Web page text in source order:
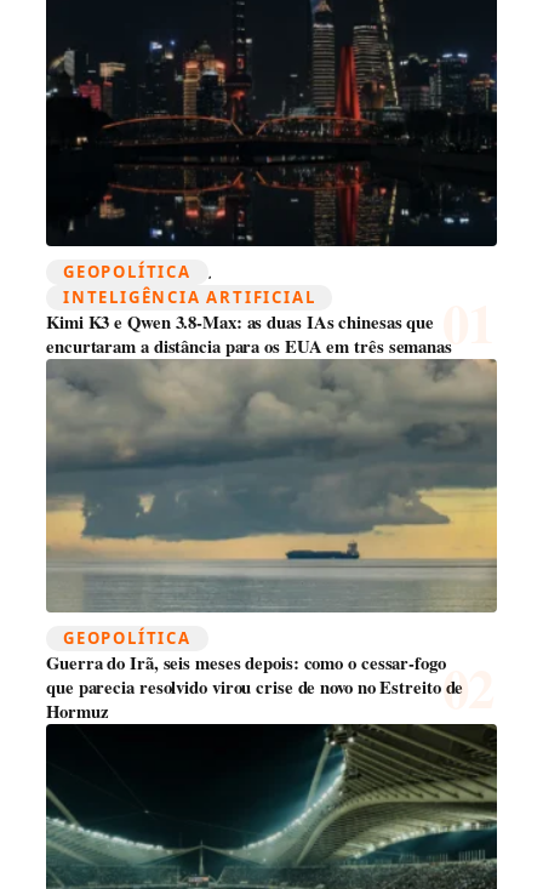
GEOPOLÍTICA ,
INTELIGÊNCIA ARTIFICIAL
Kimi K3 e Qwen 3.8-Max: as duas IAs chinesas que
encurtaram a distância para os EUA em três semanas
GEOPOLÍTICA
Guerra do Irã, seis meses depois: como o cessar-fogo
que parecia resolvido virou crise de novo no Estreito de
Hormuz